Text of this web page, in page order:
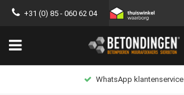
+31 (0) 85 - 060 62 04
WhatsApp klantenservice